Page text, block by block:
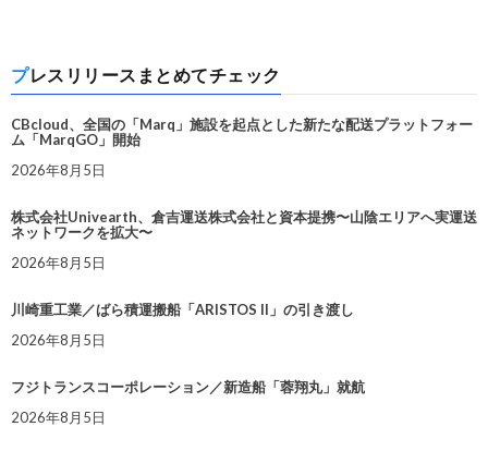
プレスリリースまとめてチェック
CBcloud、全国の「Marq」施設を起点とした新たな配送プラットフォー
ム「MarqGO」開始
2026年8月5日
株式会社Univearth、倉吉運送株式会社と資本提携〜山陰エリアへ実運送
ネットワークを拡大〜
2026年8月5日
川崎重工業／ばら積運搬船「ARISTOS II」の引き渡し
2026年8月5日
フジトランスコーポレーション／新造船「蓉翔丸」就航
2026年8月5日